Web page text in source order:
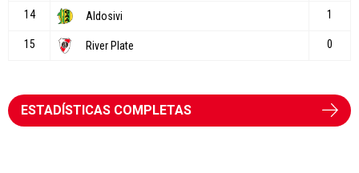
ESTADÍSTICAS COMPLETAS